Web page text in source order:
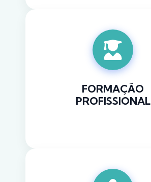
FORMAÇÃO
PROFISSIONAL